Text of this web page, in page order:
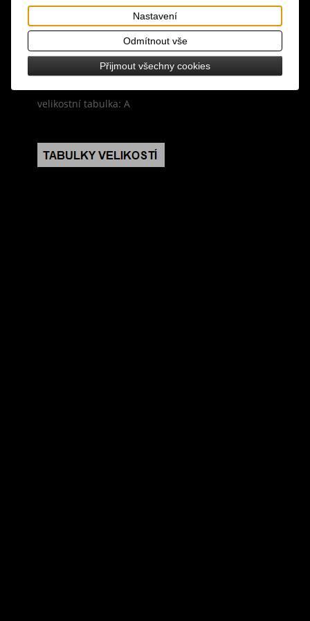
materiál: 100% polyester
design: černá barva, dvouvrstvá sukně, v pase na
gumu, vhodné k legínám nebo jako spodnička,
krásný točivý efekt
velikostní tabulka: A
Nastavení
Odmítnout vše
Přijmout všechny cookies